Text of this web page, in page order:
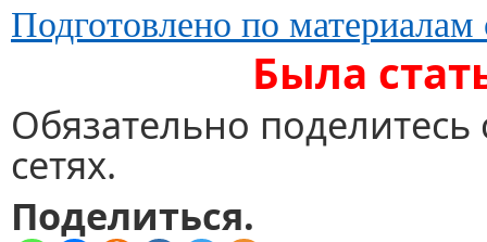
Подготовлено по
Была
Обязательно
сетях.
Поделиться.